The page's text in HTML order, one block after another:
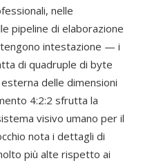
nelle
pipeline di elaborazione
intestazione — i
di quadruple di byte
delle dimensioni
4:2:2 sfrutta la
visivo umano per il
nota i dettagli di
più alte rispetto ai